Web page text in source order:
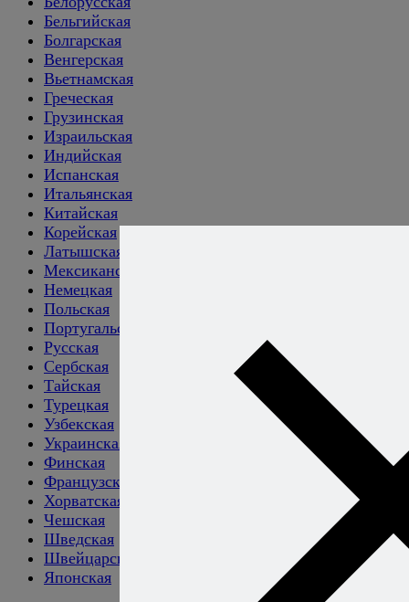
Бельгийская
Болгарская
Венгерская
Вьетнамская
Греческая
Грузинская
Израильская
Индийская
Испанская
Итальянская
Китайская
Корейская
Латышская
Мексиканская
Немецкая
Польская
Португальская
Русская
Сербская
Тайская
Турецкая
Узбекская
Украинская
Финская
Французская
Хорватская
Чешская
Шведская
Швейцарская
Японская